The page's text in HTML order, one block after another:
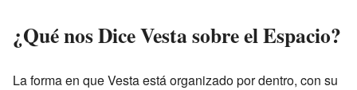
¿Qué nos Dice Vesta sobre el Espacio?
La forma en que Vesta está organizado por dentro, con su